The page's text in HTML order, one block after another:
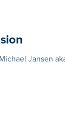
Jansen